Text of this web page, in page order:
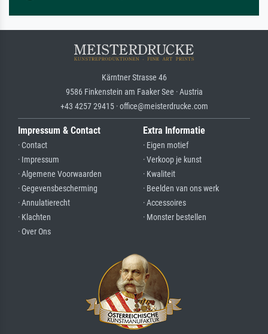
Kärntner Strasse 46
9586 Finkenstein am Faaker See · Austria
+43 4257 29415 · office@meisterdrucke.com
Impressum & Contact
· Contact
· Impressum
· Algemene Voorwaarden
· Gegevensbescherming
· Annulatierecht
· Klachten
· Over Ons
Extra Informatie
· Eigen motief
· Verkoop je kunst
· Kwaliteit
· Beelden van ons werk
· Accessoires
· Monster bestellen